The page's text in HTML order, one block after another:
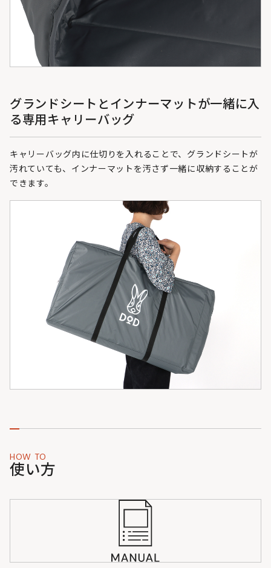
グランドシートとインナーマットが一緒に入
る専用キャリーバッグ
キャリーバッグ内に仕切りを入れることで、グランドシートが
汚れていても、インナーマットを汚さず一緒に収納することが
できます。
HOW TO
使い方